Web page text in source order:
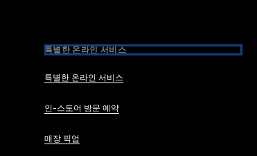
특별한 온라인 서비스
특별한 온라인 서비스
인-스토어 방문 예약
매장 픽업